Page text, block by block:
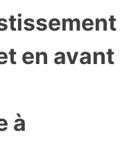
en avant
à